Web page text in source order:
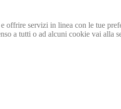
servizi in linea con le tue
a tutti o ad alcuni cookie vai alla